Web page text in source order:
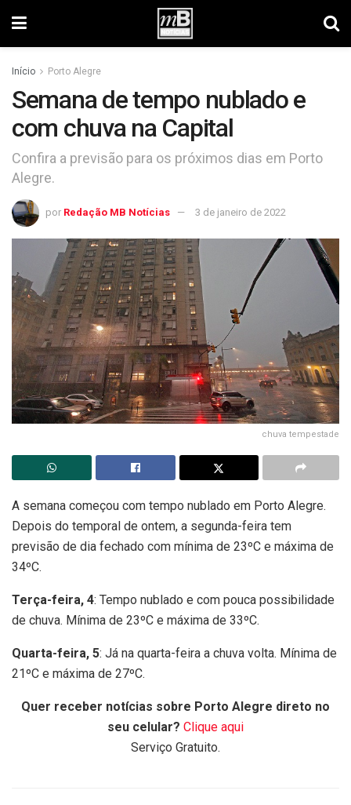
Início Porto Alegre
Semana de tempo nublado e
com chuva na Capital
Confira a previsão para os próximos dias em Porto
Alegre.
por Redação MB Notícias 3 de janeiro de 2022
chuva tempestade
A semana começou com tempo nublado em Porto Alegre.
Depois do temporal de ontem, a segunda-feira tem
previsão de dia fechado com mínima de 23ºC e máxima de
34ºC.
Terça-feira, 4: Tempo nublado e com pouca possibilidade
de chuva. Mínima de 23ºC e máxima de 33ºC.
Quarta-feira, 5: Já na quarta-feira a chuva volta. Mínima de
21ºC e máxima de 27ºC.
Quer receber notícias sobre Porto Alegre direto no
seu celular? Clique aqui
Serviço Gratuito.